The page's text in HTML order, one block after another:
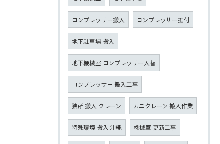
コンプレッサー搬入 コンプレッサー据付
地下駐車場 搬入
地下機械室 コンプレッサー入替
コンプレッサー 搬入工事
狭所 搬入 クレーン カニクレーン 搬入作業
特殊環境 搬入 沖縄 機械室 更新工事